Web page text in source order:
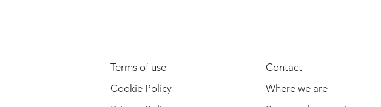
Terms of use
Cookie Policy
Contact
Where we are